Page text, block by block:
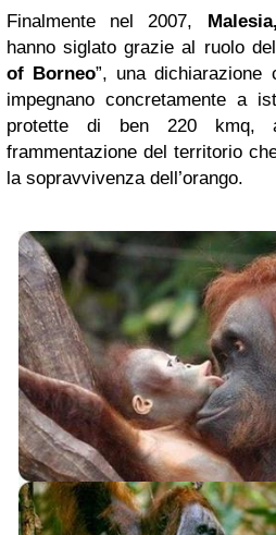
Finalmente nel 2007,
hanno siglato grazie al ruolo
of Borneo”, una dichiarazione
impegnano concretamente a
protette di ben 220
frammentazione del territorio
la sopravvivenza dell’orango.